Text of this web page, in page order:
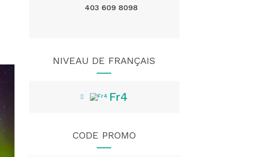
403 609 8098
NIVEAU DE FRANÇAIS
Fr4
CODE PROMO